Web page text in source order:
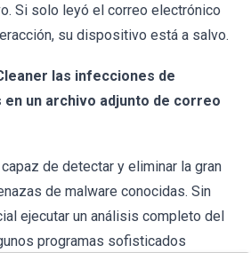
Si solo leyó el correo electrónico
su dispositivo está a salvo.
las infecciones de
un archivo adjunto de correo
de detectar y eliminar la gran
de malware conocidas. Sin
ejecutar un análisis completo del
programas sofisticados